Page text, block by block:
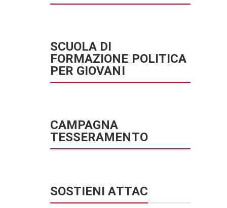
SCUOLA DI
FORMAZIONE POLITICA
PER GIOVANI
CAMPAGNA
TESSERAMENTO
SOSTIENI ATTAC